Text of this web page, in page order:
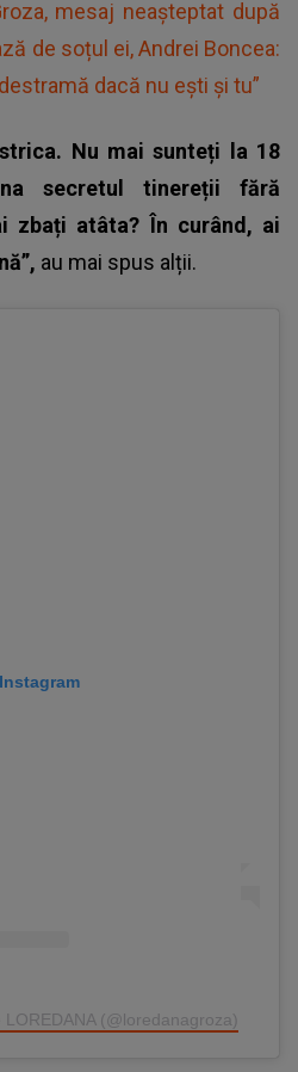
mesaj neașteptat după
de soțul ei, Andrei Boncea:
dacă nu ești și tu”
Nu mai sunteți la 18
secretul tinereții fără
zbați atâta? În curând, ai
au mai spus alții.
(@loredanagroza)